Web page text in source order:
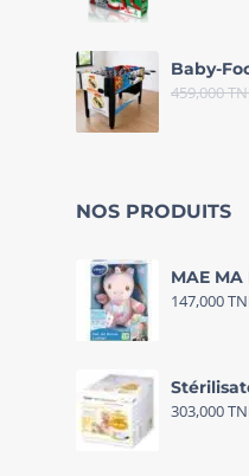
Baby-
459,000
NOS PRODUITS
MAE MA
147,000
303,000